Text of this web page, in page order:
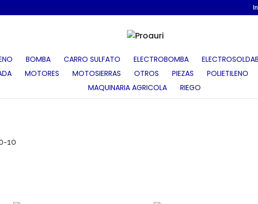
BOMBA CARRO SULFATO ELECTROBOMBA
MOTORES MOTOSIERRAS OTROS PIEZAS POLIETILENO
MAQUINARIA AGRICOLA
RIEGO
10